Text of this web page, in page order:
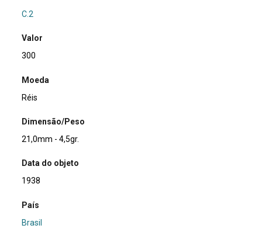
C.2
Valor
300
Moeda
Réis
Dimensão/Peso
21,0mm - 4,5gr.
Data do objeto
1938
País
Brasil